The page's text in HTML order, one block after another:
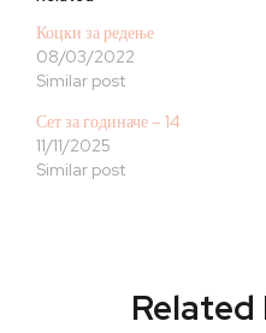
Коцки за редење
08/03/2022
Similar post
Сет за годиначе – 14
11/11/2025
Similar post